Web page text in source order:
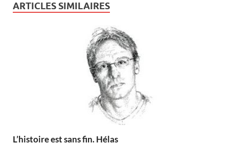
ARTICLES SIMILAIRES
L’histoire est sans fin. Hélas